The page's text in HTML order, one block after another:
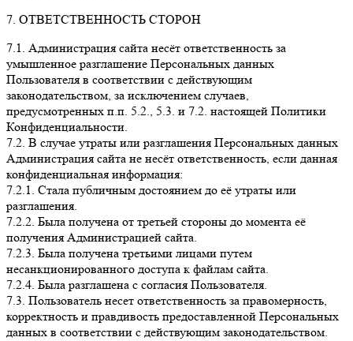
7. ОТВЕТСТВЕННОСТЬ СТОРОН
7.1. Администрация сайта несёт ответственность за
умышленное разглашение Персональных данных
Пользователя в соответствии с действующим
законодательством, за исключением случаев,
предусмотренных п.п. 5.2., 5.3. и 7.2. настоящей Политики
Конфиденциальности.
7.2. В случае утраты или разглашения Персональных данных
Администрация сайта не несёт ответственность, если данная
конфиденциальная информация:
7.2.1. Стала публичным достоянием до её утраты или
разглашения.
7.2.2. Была получена от третьей стороны до момента её
получения Администрацией сайта.
7.2.3. Была получена третьими лицами путем
несанкционированного доступа к файлам сайта.
7.2.4. Была разглашена с согласия Пользователя.
7.3. Пользователь несет ответственность за правомерность,
корректность и правдивость предоставленной Персональных
данных в соответствии с действующим законодательством.